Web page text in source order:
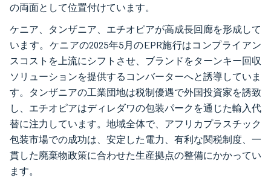
の両面として位置付けています。
ケニア、タンザニア、エチオピアが高成長回廊を形成して
います。ケニアの2025年5月のEPR施行はコンプライアン
スコストを上流にシフトさせ、ブランドをターンキー回収
ソリューションを提供するコンバーターへと誘導していま
す。タンザニアの工業団地は税制優遇で外国投資家を誘致
し、エチオピアはディレダワの包装パークを通じた輸入代
替に注力しています。地域全体で、アフリカプラスチック
包装市場での成功は、安定した電力、有利な関税制度、一
貫した廃棄物政策に合わせた生産拠点の整備にかかってい
ます。